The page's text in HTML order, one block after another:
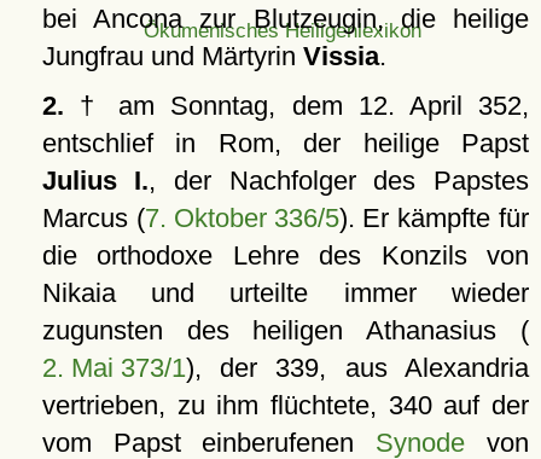
bei Ancona zur Blutzeugin, die heilige
Jungfrau und Märtyrin Vissia.
2. † am Sonntag, dem 12. April 352,
entschlief in Rom, der heilige Papst
Julius I., der Nachfolger des Papstes
Marcus (7. Oktober 336/5). Er kämpfte für
die orthodoxe Lehre des Konzils von
Nikaia und urteilte immer wieder
zugunsten des heiligen Athanasius (
2. Mai 373/1), der 339, aus Alexandria
vertrieben, zu ihm flüchtete, 340 auf der
vom Papst einberufenen Synode von
Ökumenisches Heiligenlexikon